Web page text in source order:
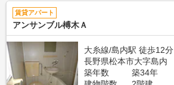
賃貸アパート
アンサンブル榑木Ａ
大糸線/島内駅 徒歩12分
長野県松本市大字島内
築年数
築34年